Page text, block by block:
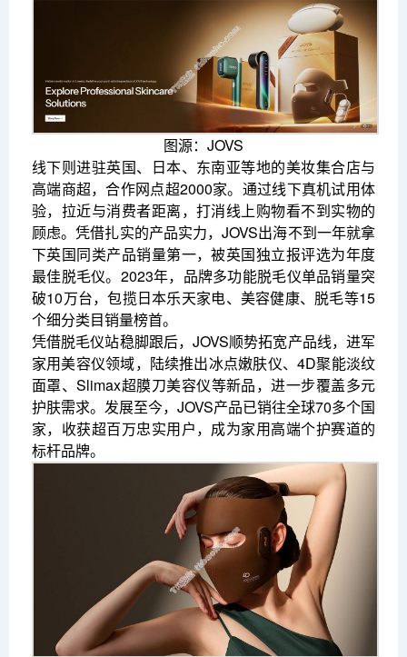
图源：JOVS
线下则进驻英国、日本、东南亚等地的美妆集合店与
高端商超，合作网点超2000家。通过线下真机试用体
验，拉近与消费者距离，打消线上购物看不到实物的
顾虑。凭借扎实的产品实力，JOVS出海不到一年就拿
下英国同类产品销量第一，被英国独立报评选为年度
最佳脱毛仪。2023年，品牌多功能脱毛仪单品销量突
破10万台，包揽日本乐天家电、美容健康、脱毛等15
个细分类目销量榜首。
凭借脱毛仪站稳脚跟后，JOVS顺势拓宽产品线，进军
家用美容仪领域，陆续推出冰点嫩肤仪、4D聚能淡纹
面罩、Slimax超膜刀美容仪等新品，进一步覆盖多元
护肤需求。发展至今，JOVS产品已销往全球70多个国
家，收获超百万忠实用户，成为家用高端个护赛道的
标杆品牌。